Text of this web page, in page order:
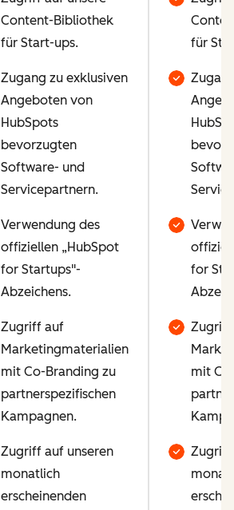
Content-Bibliothek
für Start-ups.
Zugang zu exklusiven
Angeboten von
HubSpots
bevorzugten
Software- und
Servicepartnern.
Verwendung des
offiziellen „HubSpot
for Startups"-
Abzeichens.
Zugriff auf
Marketingmaterialien
mit Co-Branding zu
partnerspezifischen
Kampagnen.
Zugriff auf unseren
monatlich
erscheinenden
für
for
Zugriff
mit
Zugriff